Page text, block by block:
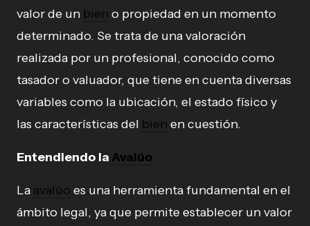
valor de un bien o propiedad en un momento
determinado. Se trata de una valoración
realizada por un profesional, conocido como
tasador o valuador, que tiene en cuenta diversas
variables como la ubicación, el estado físico y
las características del bien en cuestión.
Entendiendo la Avalúo
La avalúo es una herramienta fundamental en el
ámbito legal, ya que permite establecer un valor